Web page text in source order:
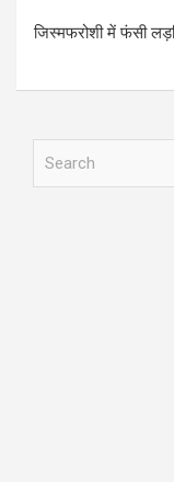
जिस्मफरोशी में फंसी